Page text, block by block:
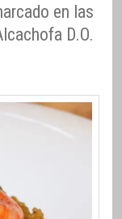
en las
D.O.